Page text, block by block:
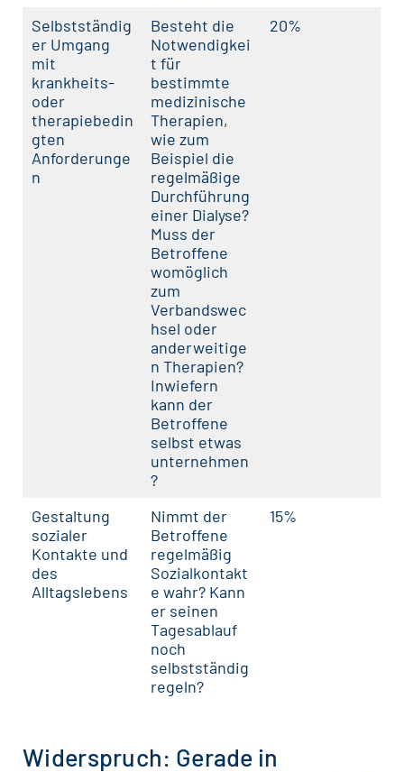
Selbstständig
er Umgang
mit
krankheits-
oder
therapiebedin
gten
Anforderunge
n
Besteht die
Notwendigkei
t für
bestimmte
medizinische
Therapien,
wie zum
Beispiel die
regelmäßige
Durchführung
einer Dialyse?
Muss der
Betroffene
womöglich
zum
Verbandswec
hsel oder
anderweitige
n Therapien?
Inwiefern
kann der
Betroffene
selbst etwas
unternehmen
?
20%
Gestaltung
sozialer
Kontakte und
des
Alltagslebens
Nimmt der
Betroffene
regelmäßig
Sozialkontakt
e wahr? Kann
er seinen
Tagesablauf
noch
selbstständig
regeln?
15%
Widerspruch: Gerade in